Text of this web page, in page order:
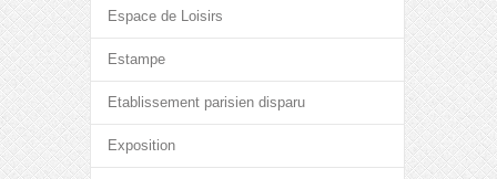
Espace de Loisirs
Estampe
Etablissement parisien disparu
Exposition